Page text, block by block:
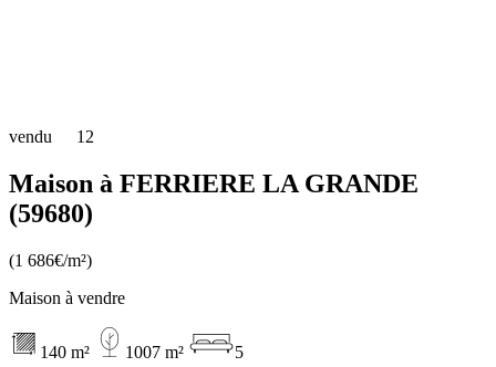
vendu 12
Maison à FERRIERE LA GRANDE
(59680)
(1 686€/m²)
Maison à vendre
140 m² 1007 m²
5